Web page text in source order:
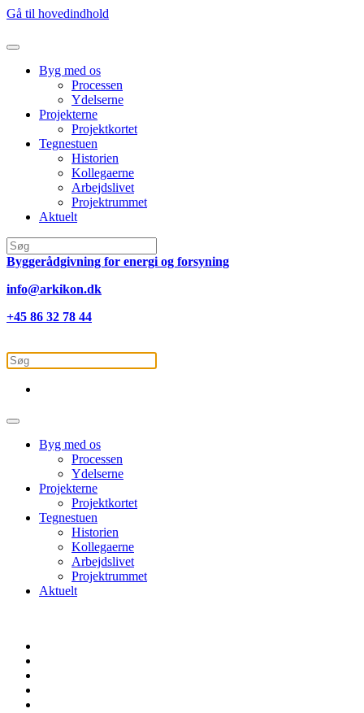
Gå til hovedindhold
Byg med os
Processen
Ydelserne
Projekterne
Projektkortet
Tegnestuen
Historien
Kollegaerne
Arbejdslivet
Projektrummet
Aktuelt
Byggerådgivning for energi og forsyning
info@arkikon.dk
+45 86 32 78 44
Byg med os
Processen
Ydelserne
Projekterne
Projektkortet
Tegnestuen
Historien
Kollegaerne
Arbejdslivet
Projektrummet
Aktuelt